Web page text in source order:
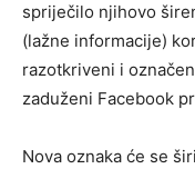
spriječilo njihovo
(lažne informacije)
razotkriveni i
zaduženi Facebook
Nova oznaka će se